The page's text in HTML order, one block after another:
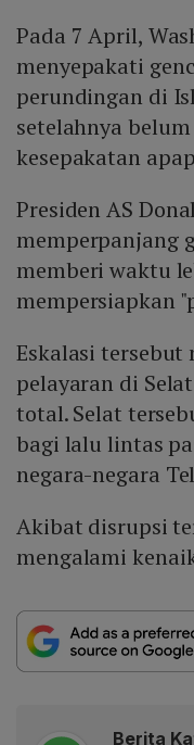
Pada 7 April,
menyepakati
perundingan di
setelahnya
kesepakatan
Presiden AS
memperpanjang
memberi waktu
mempersiapkan
Eskalasi
pelayaran di
total. Selat
bagi lalu lintas
negara-negara
Akibat disrupsi
mengalami
Berita